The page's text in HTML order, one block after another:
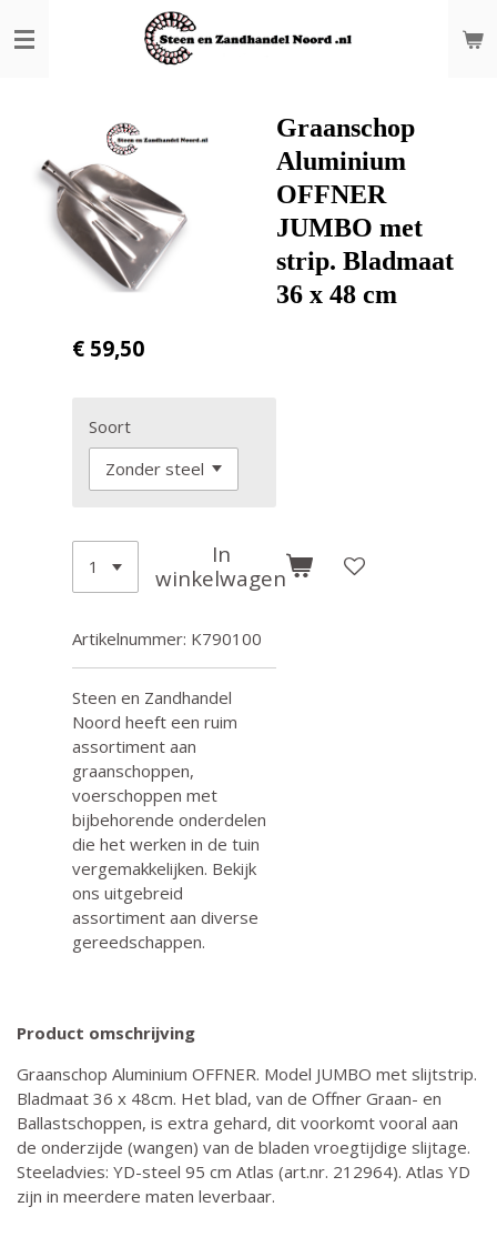
direct
Graanschop
Aluminium
OFFNER
JUMBO met
strip. Bladmaat
36 x 48 cm
€ 59,50
Soort
In
winkelwagen
Artikelnummer: K790100
Steen en Zandhandel
Noord heeft een ruim
assortiment aan
graanschoppen,
voerschoppen met
bijbehorende onderdelen
die het werken in de tuin
vergemakkelijken. Bekijk
ons uitgebreid
assortiment aan diverse
gereedschappen.
Product omschrijving
Graanschop Aluminium OFFNER. Model JUMBO met slijtstrip.
Bladmaat 36 x 48cm. Het blad, van de Offner Graan- en
Ballastschoppen, is extra gehard, dit voorkomt vooral aan
de onderzijde (wangen) van de bladen vroegtijdige slijtage.
Steeladvies: YD-steel 95 cm Atlas (art.nr. 212964). Atlas YD
zijn in meerdere maten leverbaar.